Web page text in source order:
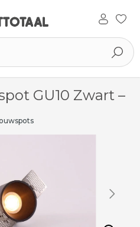
GU10 Zwart –